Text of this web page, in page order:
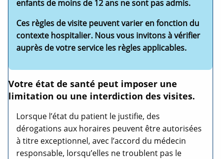
enfants de moins de 12 ans ne sont pas admis.
Ces règles de visite peuvent varier en fonction du
contexte hospitalier. Nous vous invitons à vérifier
auprès de votre service les règles applicables.
Votre état de santé peut imposer une
limitation ou une interdiction des visites.
Lorsque l’état du patient le justifie, des
dérogations aux horaires peuvent être autorisées
à titre exceptionnel, avec l’accord du médecin
responsable, lorsqu’elles ne troublent pas le